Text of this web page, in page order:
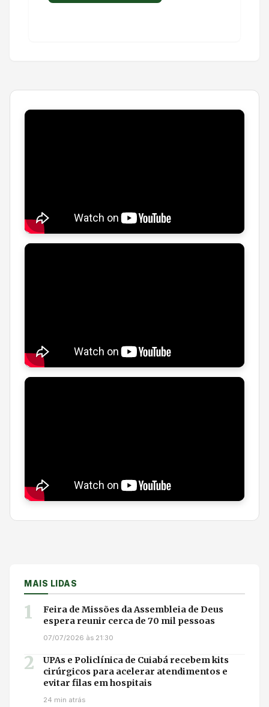
MAIS LIDAS
1
Feira de Missões da Assembleia de Deus
espera reunir cerca de 70 mil pessoas
07/07/2026 às 21:30
2
UPAs e Policlínica de Cuiabá recebem kits
cirúrgicos para acelerar atendimentos e
evitar filas em hospitais
24 min atrás